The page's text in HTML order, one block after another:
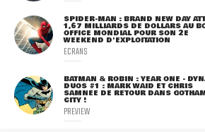
SPIDER-MAN : BRAND NEW DAY
1,67 MILLIARDS DE DOLLARS AU
OFFICE MONDIAL POUR SON 2E
WEEKEND D'EXPLOITATION
ECRANS
BATMAN & ROBIN : YEAR ONE -
DUOS #1 : MARK WAID ET CHRIS
SAMNEE DE RETOUR DANS
CITY !
PREVIEW